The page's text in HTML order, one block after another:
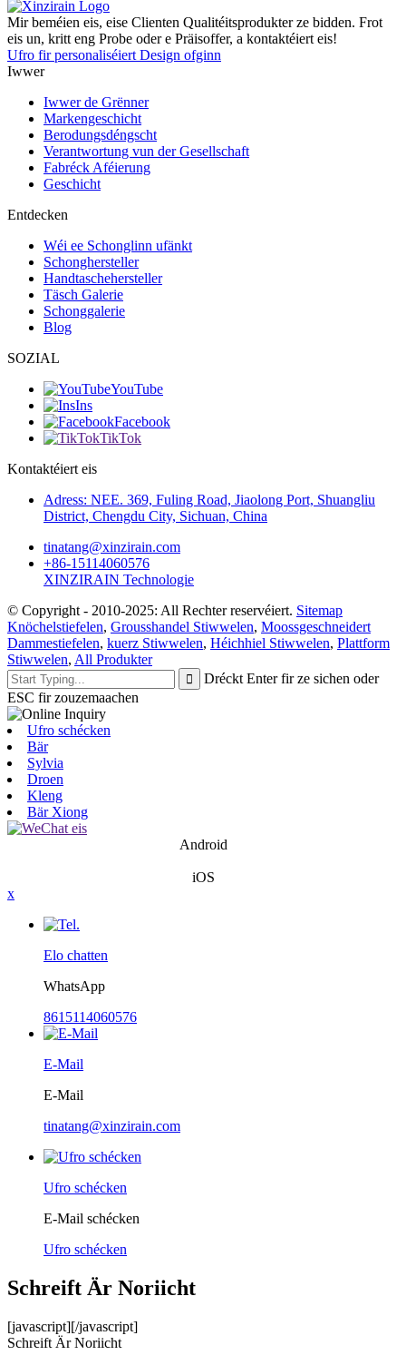
Mir beméien eis, eise Clienten Qualitéitsprodukter ze bidden. Frot
eis un, kritt eng Probe oder e Präisoffer, a kontaktéiert eis!
Ufro fir personaliséiert Design ofginn
Iwwer
Iwwer de Grënner
Markengeschicht
Berodungsdéngscht
Verantwortung vun der Gesellschaft
Fabréck Aféierung
Geschicht
Entdecken
Wéi ee Schonglinn ufänkt
Schonghersteller
Handtaschehersteller
Täsch Galerie
Schonggalerie
Blog
SOZIAL
YouTube
Ins
Facebook
TikTok
Kontaktéiert eis
Adress: NEE. 369, Fuling Road, Jiaolong Port, Shuangliu
District, Chengdu City, Sichuan, China
tinatang@xinzirain.com
+86-15114060576
XINZIRAIN Technologie
© Copyright - 2010-2025: All Rechter reservéiert. Sitemap
Knöchelstiefelen, Grousshandel Stiwwelen, Moossgeschneidert
Dammestiefelen, kuerz Stiwwelen, Héichhiel Stiwwelen, Plattform
Stiwwelen, All Produkter
Dréckt Enter fir ze sichen oder
ESC fir zouzemaachen
Ufro schécken
Bär
Sylvia
Droen
Kleng
Bär Xiong
Android
iOS
x
Elo chatten
WhatsApp
8615114060576
E-Mail
E-Mail
tinatang@xinzirain.com
Ufro schécken
E-Mail schécken
Ufro schécken
Schreift Är Noriicht
[javascript][/javascript]
Schreift Är Noriicht